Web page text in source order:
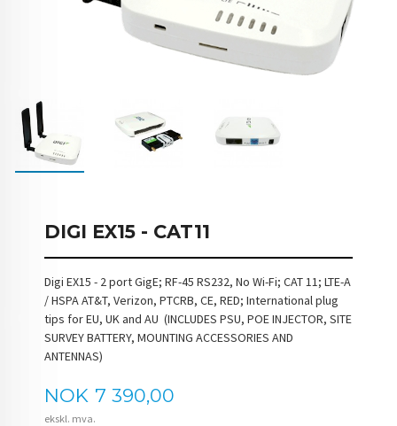
DIGI EX15 - CAT11
Digi EX15 - 2 port GigE; RF-45 RS232, No Wi-Fi; CAT 11; LTE-A
/ HSPA AT&T, Verizon, PTCRB, CE, RED; International plug
tips for EU, UK and AU (INCLUDES PSU, POE INJECTOR, SITE
SURVEY BATTERY, MOUNTING ACCESSORIES AND
ANTENNAS)
Pris
NOK 7 390,00
ekskl. mva.